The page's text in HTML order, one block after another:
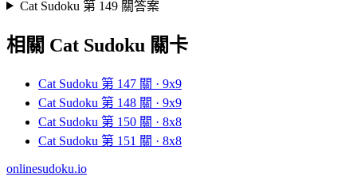
Cat Sudoku 第 149 關答案
相關 Cat Sudoku 關卡
Cat Sudoku 第 147 關 · 9x9
Cat Sudoku 第 148 關 · 9x9
Cat Sudoku 第 150 關 · 8x8
Cat Sudoku 第 151 關 · 8x8
onlinesudoku.io